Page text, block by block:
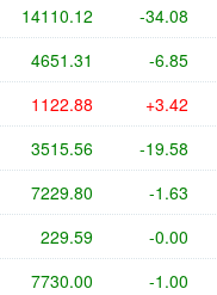
14110.12 -34.08
4651.31 -6.85
1122.88 +3.42
3515.56 -19.58
7229.80 -1.63
229.59 -0.00
7730.00 -1.00